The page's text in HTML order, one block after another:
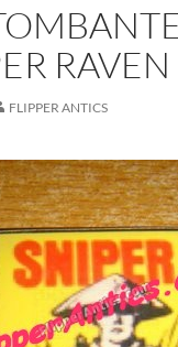
RAVEN
FLIPPER ANTICS